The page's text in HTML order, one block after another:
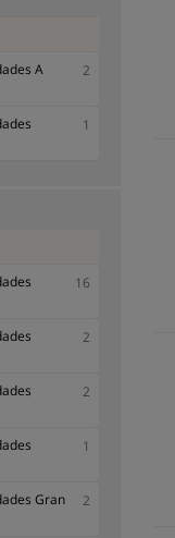
3
A
2
1
16
2
2
1
Gran
2